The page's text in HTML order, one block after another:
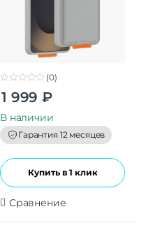
t
o
f
5
(0)
1 999 ₽
В наличии
Гарантия 12 месяцев
Купить в 1 клик
Сравнение